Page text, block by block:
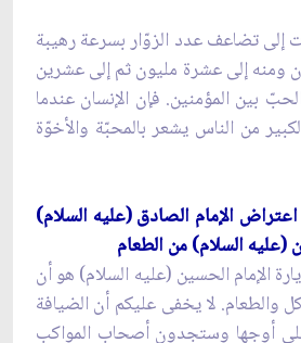
إلى تضاعف عدد الزوّار بسرعة رهيبة
ومنه إلى عشرة مليون ثم إلى عشرين
بين المؤمنين. فإن الإنسان عندما
من الناس يشعر بالمحبّة والأخوّة
اعتراض الإمام الصادق (عليه السلام)
(عليه السلام) من الطعام
الإمام الحسين (عليه السلام) هو أن
والطعام. لا يخفى عليكم أن الضيافة
أوجها وستجدون أصحاب المواكب